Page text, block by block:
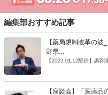
編集部おすすめ記事
【薬局規制改革の
野県...
【2023.01.12配信】調
界への規制改革の波。
はないだろうか。本紙
【座談会】「医薬